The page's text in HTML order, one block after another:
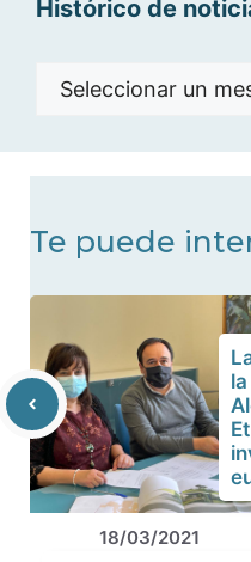
Histórico de
Histórico
Te puede
18/03/2021